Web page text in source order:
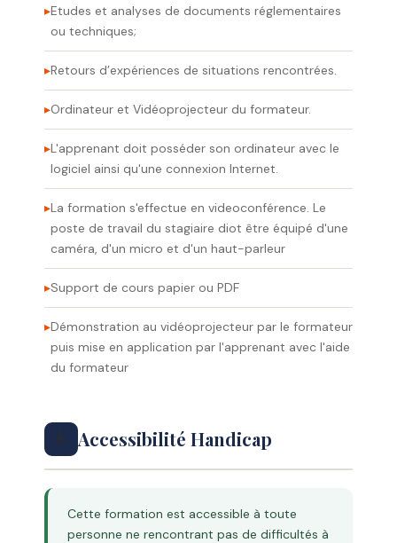
Etudes et analyses de documents réglementaires
ou techniques;
Retours d’expériences de situations rencontrées.
Ordinateur et Vidéoprojecteur du formateur.
L'apprenant doit posséder son ordinateur avec le
logiciel ainsi qu'une connexion Internet.
La formation s'effectue en videoconférence. Le
poste de travail du stagiaire diot être équipé d'une
caméra, d'un micro et d'un haut-parleur
Support de cours papier ou PDF
Démonstration au vidéoprojecteur par le formateur
puis mise en application par l'apprenant avec l'aide
du formateur
♿ Accessibilité Handicap
Cette formation est accessible à toute
personne ne rencontrant pas de difficultés à